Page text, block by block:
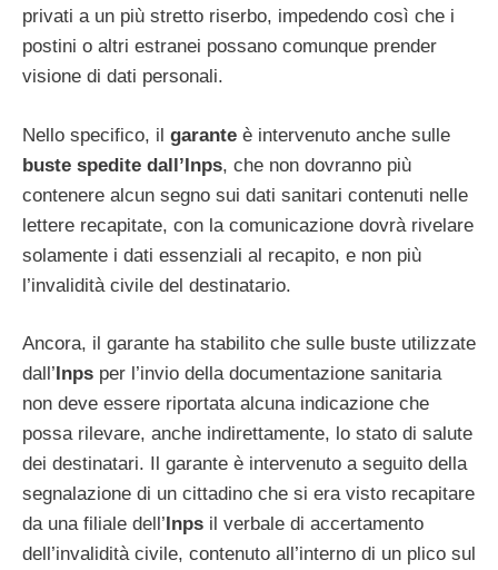
privati a un più stretto riserbo, impedendo così che i
postini o altri estranei possano comunque prender
visione di dati personali.
Nello specifico, il garante è intervenuto anche sulle
buste spedite dall’Inps, che non dovranno più
contenere alcun segno sui dati sanitari contenuti nelle
lettere recapitate, con la comunicazione dovrà rivelare
solamente i dati essenziali al recapito, e non più
l’invalidità civile del destinatario.
Ancora, il garante ha stabilito che sulle buste utilizzate
dall’ Inps per l’invio della documentazione sanitaria
non deve essere riportata alcuna indicazione che
possa rilevare, anche indirettamente, lo stato di salute
dei destinatari. Il garante è intervenuto a seguito della
segnalazione di un cittadino che si era visto recapitare
da una filiale dell’ Inps il verbale di accertamento
dell’invalidità civile, contenuto all’interno di un plico sul